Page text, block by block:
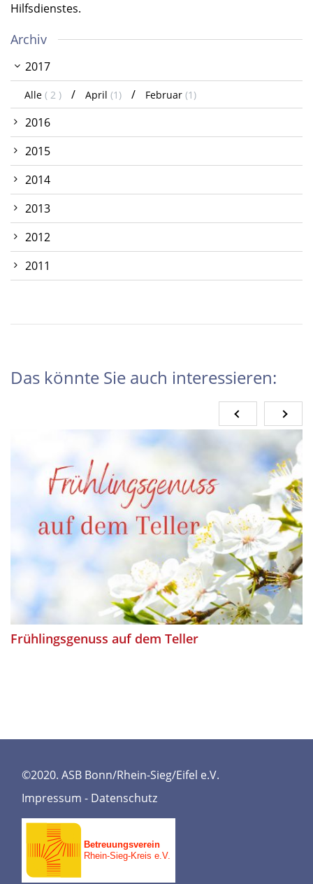
Hilfsdienstes.
Archiv
2017
Alle ( 2 ) April (1) Februar (1)
2016
2015
2014
2013
2012
2011
Das könnte Sie auch interessieren:
Frühlingsgenuss auf dem Teller
©2020. ASB Bonn/Rhein-Sieg/Eifel e.V.
Impressum - Datenschutz